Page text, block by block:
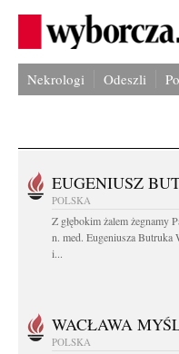
Nekrologi Odeszli
EUGENIUSZ
POLSKA
Z głębokim żalem żegnamy
n. med. Eugeniusza Butruka
i...
WACŁAWA
POLSKA